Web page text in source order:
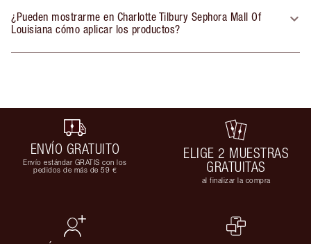
¿Pueden mostrarme en Charlotte Tilbury Sephora Mall Of
Louisiana cómo aplicar los productos?
ENVÍO GRATUITO
Envío estándar GRATIS con los
pedidos de más de 59 €
ELIGE 2 MUESTRAS
GRATUITAS
al finalizar la compra